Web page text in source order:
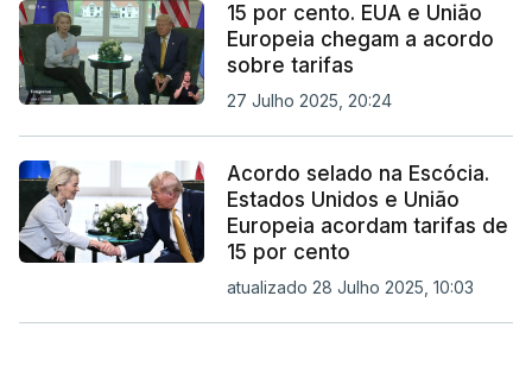
15 por cento. EUA e União
Europeia chegam a acordo
sobre tarifas
27 Julho 2025, 20:24
Acordo selado na Escócia.
Estados Unidos e União
Europeia acordam tarifas de
15 por cento
atualizado 28 Julho 2025, 10:03